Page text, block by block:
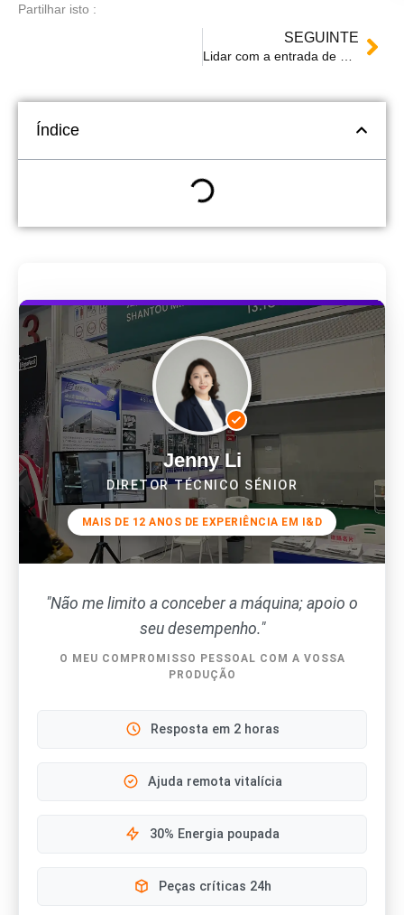
Partilhar isto :
SEGUINTE
Índice
Jenny Li
DIRETOR TÉCNICO SÉNIOR
MAIS DE 12 ANOS DE EXPERIÊNCIA EM I&D
"Não me limito a conceber a máquina; apoio o
seu desempenho."
O MEU COMPROMISSO PESSOAL COM A VOSSA
PRODUÇÃO
Resposta em 2 horas
Ajuda remota vitalícia
30% Energia poupada
Peças críticas 24h